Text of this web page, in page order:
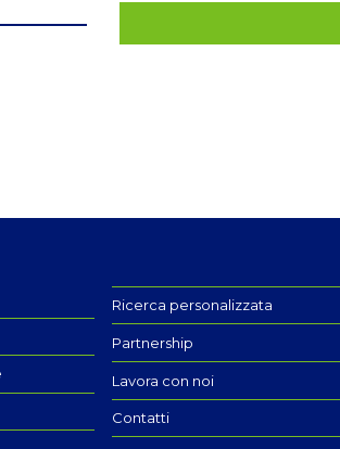
Ricerca personalizzata
Partnership
Lavora con noi
Contatti